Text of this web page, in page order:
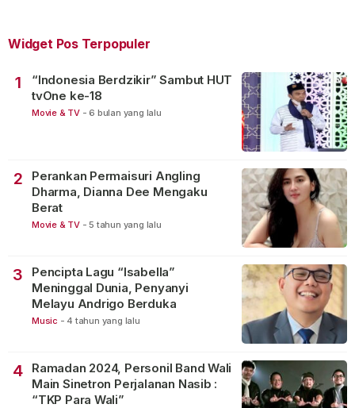
Widget Pos Terpopuler
1
“Indonesia Berdzikir” Sambut HUT
tvOne ke-18
Movie & TV - 6 bulan yang lalu
2
Perankan Permaisuri Angling
Dharma, Dianna Dee Mengaku
Berat
Movie & TV - 5 tahun yang lalu
3
Pencipta Lagu “Isabella”
Meninggal Dunia, Penyanyi
Melayu Andrigo Berduka
Music - 4 tahun yang lalu
4
Ramadan 2024, Personil Band Wali
Main Sinetron Perjalanan Nasib :
“TKP Para Wali”